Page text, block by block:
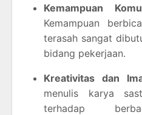
Kemampuan
Kemampuan
terasah sangat
bidang pekerjaan.
Kreativitas dan
menulis karya
terhadap